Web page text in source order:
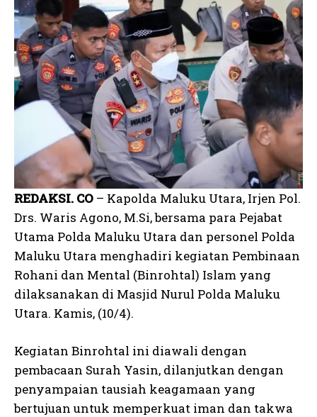
REDAKSI. CO – Kapolda Maluku Utara, Irjen Pol.
Drs. Waris Agono, M.Si, bersama para Pejabat
Utama Polda Maluku Utara dan personel Polda
Maluku Utara menghadiri kegiatan Pembinaan
Rohani dan Mental (Binrohtal) Islam yang
dilaksanakan di Masjid Nurul Polda Maluku
Utara. Kamis, (10/4).
Kegiatan Binrohtal ini diawali dengan
pembacaan Surah Yasin, dilanjutkan dengan
penyampaian tausiah keagamaan yang
bertujuan untuk memperkuat iman dan takwa